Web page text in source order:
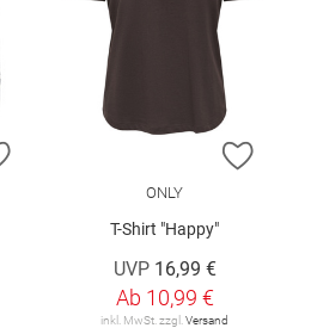
ZUR WUNSCHLISTE HINZUFÜGEN
ZUR
ONLY
T-Shirt "Happy"
UVP 16,99 €
Ab 10,99 €
inkl. MwSt. zzgl. Versand